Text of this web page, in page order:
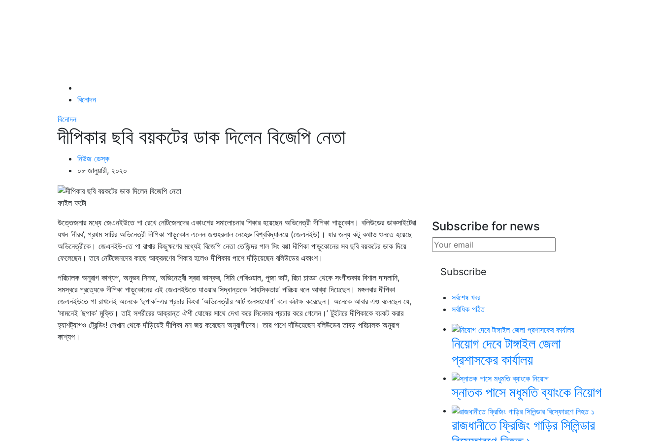
বিনোদন
বিনোদন
দীপিকার ছবি বয়কটের ডাক দিলেন বিজেপি নেতা
নিউজ ডেস্ক
০৮ জানুয়ারী, ২০২০
ফাইল ফটো
উত্তেজনার মধ্যে জেএনইউতে পা রেখে নেটিজেনদের একাংশের সমালোচনার শিকার হয়েছেন অভিনেত্রী দীপিকা পাড়ুকোন। বলিউডের ডাকসাইটেরা
যখন ‘নীরব’, প্রথম সারির অভিনেত্রী দীপিকা পাড়ুকোন এলেন জওহরলাল নেহেরু বিশ্ববিদ্যালয়ে (জেএনইউ)। যার জন্য কটু কথাও শুনতে হয়েছে
অভিনেত্রীকে। জেএনইউ-তে পা রাখার কিছুক্ষণের মধ্যেই বিজেপি নেতা তেজিন্দর পাল সিং বগ্গা দীপিকা পাড়ুকোনের সব ছবি বয়কটের ডাক দিয়ে
ফেলেছেন। তবে নেটিজেনদের কাছে আক্রমণের শিকার হলেও দীপিকার পাশে দাঁড়িয়েছেন বলিউডের একাংশ।
পরিচালক অনুরাগ কাশ্যপ, অনুভব সিনহা, অভিনেত্রী স্বরা ভাস্কর, সিমি গেরিওয়াল, পুজা ভাট, রিচা চাড্ডা থেকে সংগীতকার বিশাল দাদলানি,
সমস্বরে প্রত্যেকে দীপিকা পাড়ুকোনের এই জেএনইউতে যাওয়ার সিদ্ধান্তকে ‘সাহসিকতার’ পরিচয় বলে আখ্যা দিয়েছেন। মঙ্গলবার দীপিকা
জেএনইউতে পা রাখলেই অনেকে ‘ছপাক’-এর প্রচার কিংবা ‘অভিনেত্রীর স্মার্ট জনসংযোগ’ বলে কটাক্ষ করেছেন। অনেকে আবার এও বলেছেন যে,
‘সামনেই ‘ছপাক’ মুক্তি। তাই সশরীরের আক্রান্ত ঐশী ঘোষের সাথে দেখা করে সিনেমার প্রচার করে গেলেন।’ টুইটারে দীপিকাকে বয়কট করার
হ্যাশট্যাগও ট্রেন্ডিং! সেখান থেকে দাঁড়িয়েই দীপিকা মন জয় করেছেন অনুরাগীদের। তার পাশে দাঁডিয়েছেন বলিউডের তাবড় পরিচালক অনুরাগ
কাশ্যপ।
Subscribe for news
সর্বশেষ খবর
সর্বাধিক পঠিত
নিয়োগ দেবে টাঙ্গাইল জেলা
প্রশাসকের কার্যালয়
স্নাতক পাসে মধুমতি ব্যাংকে নিয়োগ
রাজধানীতে ফ্রিজিং গাড়ির সিলিন্ডার